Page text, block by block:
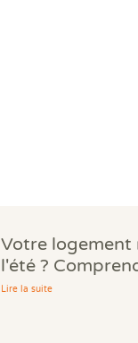
Votre logement
l'été ?
des bouilloires
Lire la suite